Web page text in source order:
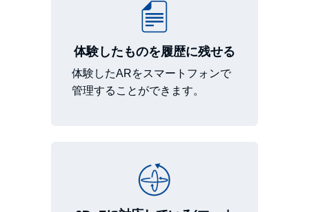
体験したものを履歴に残せる
体験したARをスマートフォンで
管理することができます。